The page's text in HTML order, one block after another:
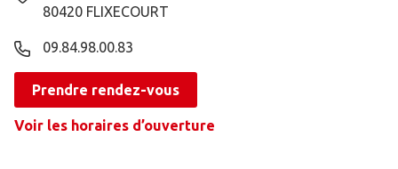
80420 FLIXECOURT
09.84.98.00.83
Prendre rendez-vous
Voir les horaires d’ouverture